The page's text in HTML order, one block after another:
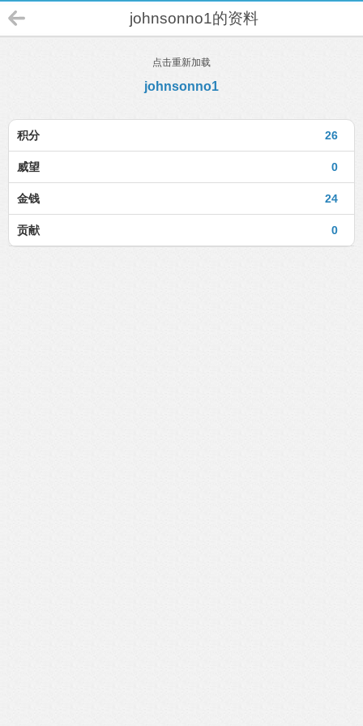
johnsonno1的资料
点击重新加载
johnsonno1
26
积分
0
威望
24
金钱
0
贡献